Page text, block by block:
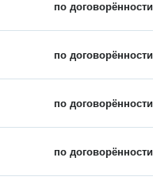
по договорённости
по договорённости
по договорённости
по договорённости